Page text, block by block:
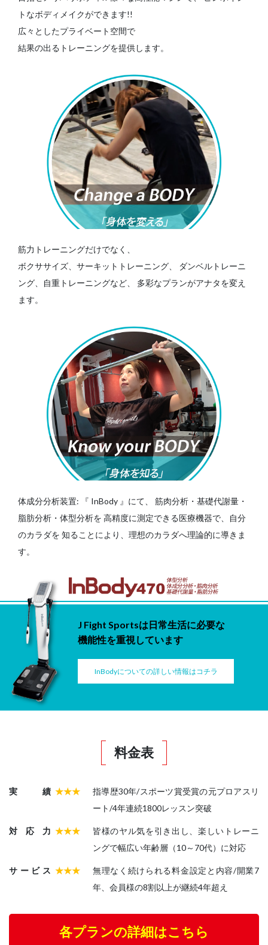
トなボディメイクができます!!
広々としたプライベート空間で
結果の出るトレーニングを提供します。
筋力トレーニングだけでなく、
ボクササイズ、サーキットトレーニング、
ダンベルトレーニ
ング、自重トレーニングなど、
多彩なプランがアナタを変え
ます。
体成分分析装置: 『 InBody 』にて、
筋肉分析・基礎代謝量・
脂肪分析・体型分析を 高精度に測定できる医療機器で、自分
のカラダを 知ることにより、理想のカラダへ理論的に導きま
す。
J Fight Sportsは日常生活に必要な
機能性を重視しています
InBodyについての詳しい情報はコチラ
料金表
実績 ★★★
指導歴30年/スポーツ賞受賞の元プロアスリ
ート/4年連続1800レッスン突破
対応力 ★★★
皆様のヤル気を引き出し、楽しいトレーニ
ングで幅広い年齢層（10～70代）に対応
サービス ★★★
無理なく続けられる料金設定と内容/開業7
年、会員様の8割以上が継続4年超え
各プランの詳細はこちら